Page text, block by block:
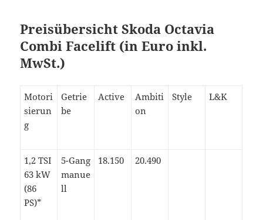
Preisübersicht Skoda Octavia
Combi Facelift (in Euro inkl.
MwSt.)
Motori
sierun
g
Getrie
be
Active
Ambiti
on
Style L&K
1,2 TSI
63 kW
(86
PS)*
5-Gang
manue
ll
18.150 20.490